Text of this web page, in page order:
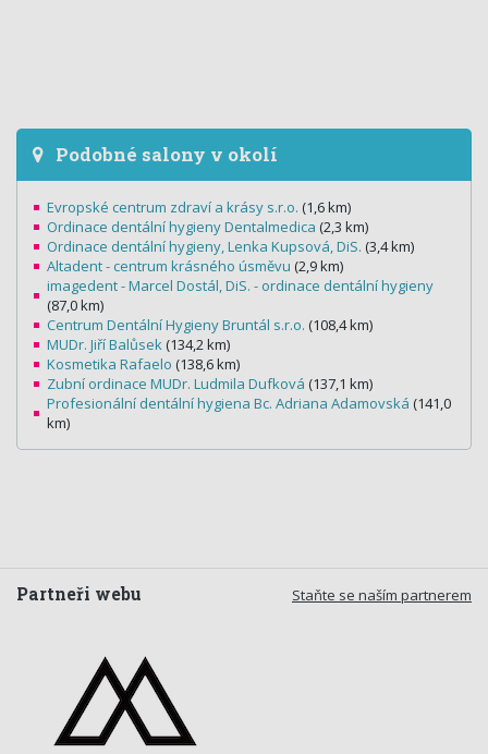
Podobné salony v okolí
Evropské centrum zdraví a krásy s.r.o. (1,6 km)
Ordinace dentální hygieny Dentalmedica (2,3 km)
Ordinace dentální hygieny, Lenka Kupsová, DiS. (3,4 km)
Altadent - centrum krásného úsměvu (2,9 km)
imagedent - Marcel Dostál, DiS. - ordinace dentální hygieny
(87,0 km)
Centrum Dentální Hygieny Bruntál s.r.o. (108,4 km)
MUDr. Jiří Balůsek (134,2 km)
Kosmetika Rafaelo (138,6 km)
Zubní ordinace MUDr. Ludmila Dufková (137,1 km)
Profesionální dentální hygiena Bc. Adriana Adamovská (141,0
km)
Staňte se naším partnerem
Partneři webu